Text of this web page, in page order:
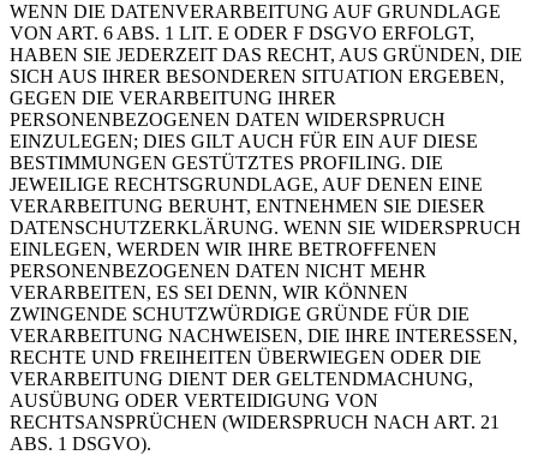
WENN DIE DATENVERARBEITUNG AUF GRUNDLAGE
VON ART. 6 ABS. 1 LIT. E ODER F DSGVO ERFOLGT,
HABEN SIE JEDERZEIT DAS RECHT, AUS GRÜNDEN, DIE
SICH AUS IHRER BESONDEREN SITUATION ERGEBEN,
GEGEN DIE VERARBEITUNG IHRER
PERSONENBEZOGENEN DATEN WIDERSPRUCH
EINZULEGEN; DIES GILT AUCH FÜR EIN AUF DIESE
BESTIMMUNGEN GESTÜTZTES PROFILING. DIE
JEWEILIGE RECHTSGRUNDLAGE, AUF DENEN EINE
VERARBEITUNG BERUHT, ENTNEHMEN SIE DIESER
DATENSCHUTZERKLÄRUNG. WENN SIE WIDERSPRUCH
EINLEGEN, WERDEN WIR IHRE BETROFFENEN
PERSONENBEZOGENEN DATEN NICHT MEHR
VERARBEITEN, ES SEI DENN, WIR KÖNNEN
ZWINGENDE SCHUTZWÜRDIGE GRÜNDE FÜR DIE
VERARBEITUNG NACHWEISEN, DIE IHRE INTERESSEN,
RECHTE UND FREIHEITEN ÜBERWIEGEN ODER DIE
VERARBEITUNG DIENT DER GELTENDMACHUNG,
AUSÜBUNG ODER VERTEIDIGUNG VON
RECHTSANSPRÜCHEN (WIDERSPRUCH NACH ART. 21
ABS. 1 DSGVO).